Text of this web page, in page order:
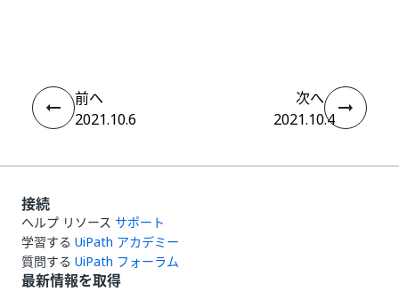
前へ
2021.10.6
次へ
2021.10.4
接続
ヘルプ リソース サポート
学習する UiPath アカデミー
質問する UiPath フォーラム
最新情報を取得